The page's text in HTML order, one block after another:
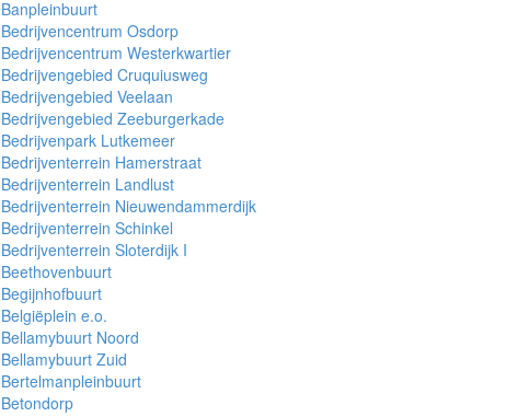
Banpleinbuurt
Bedrijvencentrum Osdorp
Bedrijvencentrum Westerkwartier
Bedrijvengebied Cruquiusweg
Bedrijvengebied Veelaan
Bedrijvengebied Zeeburgerkade
Bedrijvenpark Lutkemeer
Bedrijventerrein Hamerstraat
Bedrijventerrein Landlust
Bedrijventerrein Nieuwendammerdijk
Bedrijventerrein Schinkel
Bedrijventerrein Sloterdijk I
Beethovenbuurt
Begijnhofbuurt
Belgiëplein e.o.
Bellamybuurt Noord
Bellamybuurt Zuid
Bertelmanpleinbuurt
Betondorp